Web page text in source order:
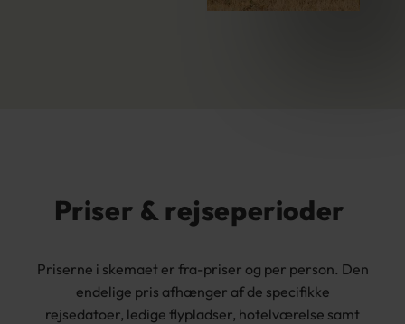
Priser & rejseperioder
Priserne i skemaet er fra-priser og per person. Den
endelige pris afhænger af de specifikke
rejsedatoer, ledige flypladser, hotelværelse samt